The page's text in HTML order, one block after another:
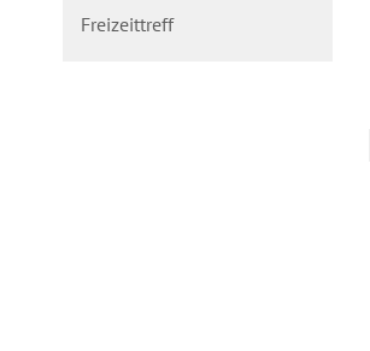
Freizeittreff